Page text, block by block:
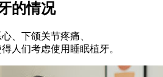
的情况
、下颌关节疼痛、
人们考虑使用睡眠植牙。